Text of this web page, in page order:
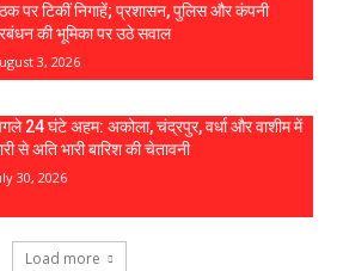
पर टिकीं निगाहें; प्रशासन, पुलिस और कंपनी
की भूमिका पर उठे सवाल
3, 2026
24 घंटे अहम: अकोला, चंद्रपुर, वर्धा और वाशीम में
से अति भारी बारिश की चेतावनी
30, 2026
Load more